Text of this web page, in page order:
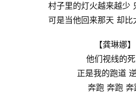
村子里的灯火越来越少
可是当他回来那天 却比
【龚琳娜】
他们视线的
正是我的跑道
奔跑 奔跑 奔